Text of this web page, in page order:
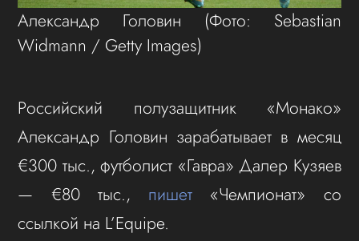
Александр Головин (Фото: Sebastian
Widmann / Getty Images)
Российский полузащитник «Монако»
Александр Головин зарабатывает в месяц
€300 тыс., футболист «Гавра» Далер Кузяев
— €80 тыс., пишет «Чемпионат» со
ссылкой на L’Equipe.